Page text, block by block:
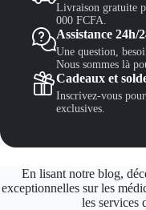
Livraison gratuite
000 FCFA.
Assistance 24h/
Une question,
Nous sommes là
Cadeaux et
Inscrivez-vous
exclusives.
En lisant notre blog,
exceptionnelles sur les
les services